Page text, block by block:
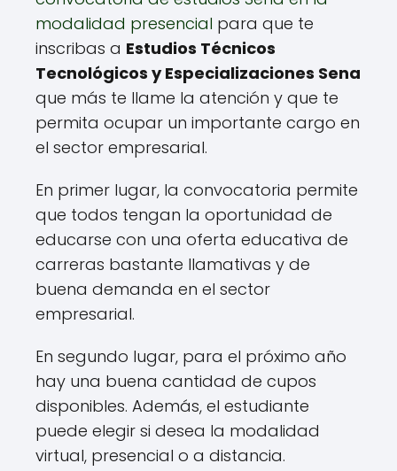
modalidad presencial para que te
inscribas a Estudios Técnicos
Tecnológicos y Especializaciones Sena
que más te llame la atención y que te
permita ocupar un importante cargo en
el sector empresarial.
En primer lugar, la convocatoria permite
que todos tengan la oportunidad de
educarse con una oferta educativa de
carreras bastante llamativas y de
buena demanda en el sector
empresarial.
En segundo lugar, para el próximo año
hay una buena cantidad de cupos
disponibles. Además, el estudiante
puede elegir si desea la modalidad
virtual, presencial o a distancia.